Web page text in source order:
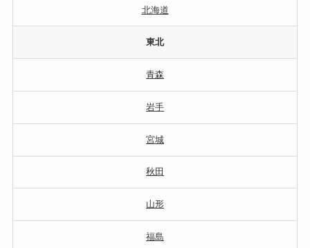
北海道
東北
青森
岩手
宮城
秋田
山形
福島